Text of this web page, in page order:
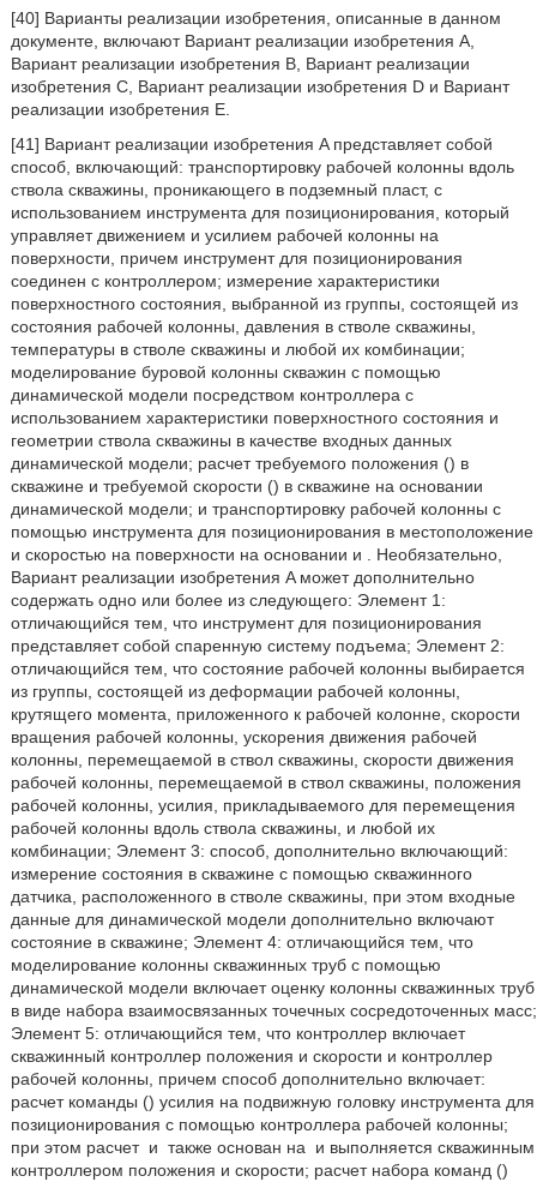
[40] Варианты реализации изобретения, описанные в данном
документе, включают Вариант реализации изобретения A,
Вариант реализации изобретения B, Вариант реализации
изобретения C, Вариант реализации изобретения D и Вариант
реализации изобретения E.
[41] Вариант реализации изобретения A представляет собой
способ, включающий: транспортировку рабочей колонны вдоль
ствола скважины, проникающего в подземный пласт, с
использованием инструмента для позиционирования, который
управляет движением и усилием рабочей колонны на
поверхности, причем инструмент для позиционирования
соединен с контроллером; измерение характеристики
поверхностного состояния, выбранной из группы, состоящей из
состояния рабочей колонны, давления в стволе скважины,
температуры в стволе скважины и любой их комбинации;
моделирование буровой колонны скважин с помощью
динамической модели посредством контроллера с
использованием характеристики поверхностного состояния и
геометрии ствола скважины в качестве входных данных
динамической модели; расчет требуемого положения () в
скважине и требуемой скорости () в скважине на основании
динамической модели; и транспортировку рабочей колонны с
помощью инструмента для позиционирования в местоположение
и скоростью на поверхности на основании и
. Необязательно,
Вариант реализации изобретения A может дополнительно
содержать одно или более из следующего: Элемент 1:
отличающийся тем, что инструмент для позиционирования
представляет собой спаренную систему подъема; Элемент 2:
отличающийся тем, что состояние рабочей колонны выбирается
из группы, состоящей из деформации рабочей колонны,
крутящего момента, приложенного к рабочей колонне, скорости
вращения рабочей колонны, ускорения движения рабочей
колонны, перемещаемой в ствол скважины, скорости движения
рабочей колонны, перемещаемой в ствол скважины, положения
рабочей колонны, усилия, прикладываемого для перемещения
рабочей колонны вдоль ствола скважины, и любой их
комбинации; Элемент 3: способ, дополнительно включающий:
измерение состояния в скважине с помощью скважинного
датчика, расположенного в стволе скважины, при этом входные
данные для динамической модели дополнительно включают
состояние в скважине; Элемент 4: отличающийся тем, что
моделирование колонны скважинных труб с помощью
динамической модели включает оценку колонны скважинных труб
в виде набора взаимосвязанных точечных сосредоточенных масс;
Элемент 5: отличающийся тем, что контроллер включает
скважинный контроллер положения и скорости и контроллер
рабочей колонны, причем способ дополнительно включает:
расчет команды () усилия на подвижную головку инструмента для
позиционирования с помощью контроллера рабочей колонны;
при этом расчет и также основан на
и выполняется скважинным
контроллером положения и скорости; расчет набора команд ()